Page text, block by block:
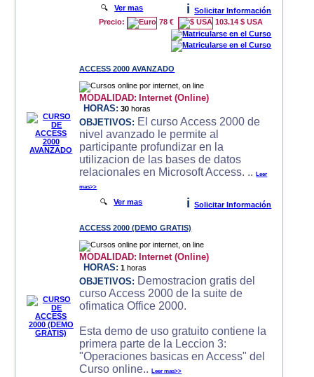
🔍Ver mas i
Solicitar Información
Precio:
78 € 103.14 $ USA
ACCESS 2000 AVANZADO
MODALIDAD: Internet (Online)
HORAS: 30 horas
OBJETIVOS: El curso Access 2000 de
nivel avanzado le permite al
participante profundizar en la
utilizacion de las bases de datos
relacionales en Microsoft Access. ..Leer
mas>>
🔍Ver mas i Solicitar Información
ACCESS 2000 (DEMO GRATIS)
MODALIDAD: Internet (Online)
HORAS: 1 horas
OBJETIVOS: Demostracion gratis del
curso Access 2000 de la suite de
ofimatica Office 2000.
Esta demo de uso gratuito contiene la
primera parte de la Leccion 3:
"Operaciones basicas en Access" del
Curso online..Leer mas>>